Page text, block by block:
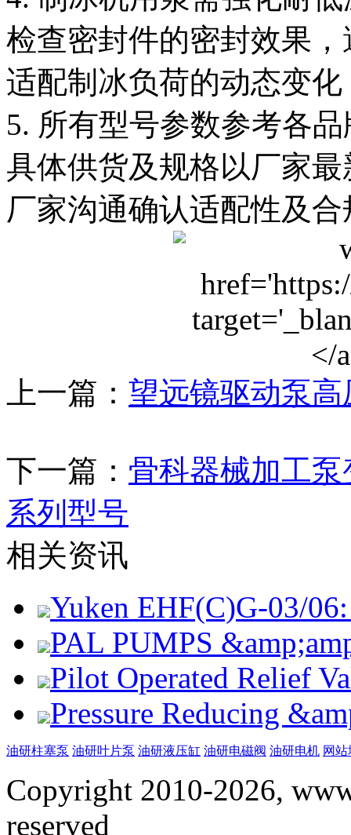
检查密封件的密封效果
适配制冰负荷的动态变化
5. 所有型号参数参考各
具体供货及规格以厂家
厂家沟通确认适配性及
上一篇： 望远镜驱动泵
下一篇： 骨科器械加工
系列型号
相关资讯
Yuken EHF(C)G-03/
PAL PUMPS
Pilot Operated Relief
Pressure Reducing
油研柱塞泵 油研叶片泵 油研液压缸 油研电磁阀 油研电机 网
Copyright 2010-2026,
reserved